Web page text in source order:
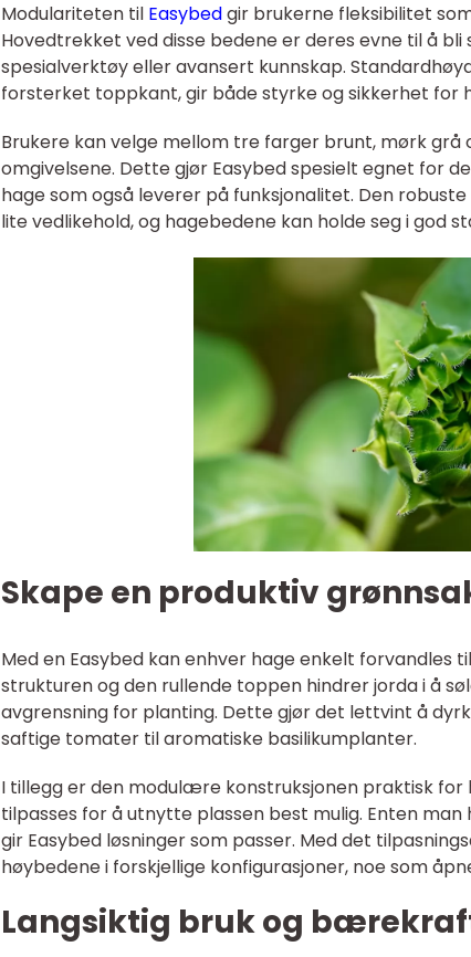
Modulariteten til Easybedgir brukerne fleksibilitet
Hovedtrekket ved disse bedene er deres evne til å
spesialverktøy eller avansert kunnskap.
forsterket toppkant, gir både styrke og sikkerhet for
Brukere kan velge mellom tre farger brunt, mørk grå
omgivelsene. Dette gjør Easybed spesielt egnet for
hage som også leverer på funksjonalitet. Den
lite vedlikehold, og hagebedene kan holde seg i god
Skape en produktiv
Med en Easybed kan enhver hage enkelt forvandles
strukturen og den rullende toppen hindrer jorda i å
avgrensning for planting. Dette gjør det lettvint å
saftige tomater til aromatiske basilikumplanter.
I tillegg er den modulære konstruksjonen praktisk
tilpasses for å utnytte plassen best mulig. Enten
gir Easybed løsninger som passer. Med det
høybedene i forskjellige konfigurasjoner, noe som
Langsiktig bruk og